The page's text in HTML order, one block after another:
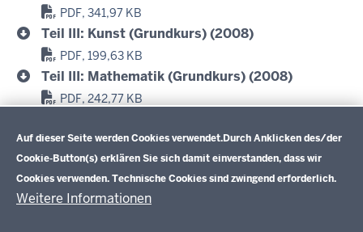
Auf dieser Seite werden Cookies verwendet.Durch Anklicken des/der
Cookie-Button(s) erklären Sie sich damit einverstanden, dass wir
Cookies verwenden. Technische Cookies sind zwingend erforderlich.
Weitere Informationen
PDF, 341,97 KB
Teil III: Kunst (Grundkurs) (2008)
PDF, 199,63 KB
Teil III: Mathematik (Grundkurs) (2008)
PDF, 242,77 KB
PDF, 293,7 KB
Im Überblick